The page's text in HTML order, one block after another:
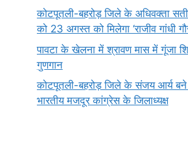
कोटपूतली-बहरोड़ जिले के अधिवक्ता
को 23 अगस्त को मिलेगा ‘राजीव गांधी
पावटा के खेलना में श्रावण मास में गूंजा
गुणगान
कोटपूतली-बहरोड़ जिले के संजय आर्य
भारतीय मजदूर कांग्रेस के जिलाध्यक्ष